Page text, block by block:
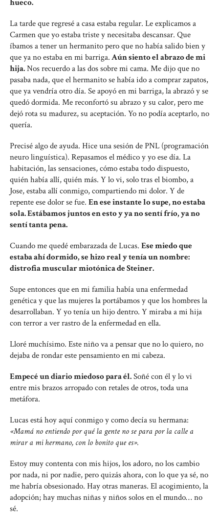
hueco.
La tarde que regresé a casa estaba regular. Le explicamos a
Carmen que yo estaba triste y necesitaba descansar. Que
íbamos a tener un hermanito pero que no había salido bien y
que ya no estaba en mi barriga.Aún siento el abrazo de mi
hija.Nos recuerdo a las dos sobre mi cama. Me dijo que no
pasaba nada, que el hermanito se había ido a comprar zapatos,
que ya vendría otro día. Se apoyó en mi barriga, la abrazó y se
quedó dormida. Me reconfortó su abrazo y su calor, pero me
dejó rota su madurez, su aceptación. Yo no podía aceptarlo, no
quería.
Precisé algo de ayuda. Hice una sesión de PNL (programación
neuro linguística). Repasamos el médico y yo ese día. La
habitación, las sensaciones, cómo estaba todo dispuesto,
quién había allí, quién más. Y lo vi, solo tras el biombo, a
Jose, estaba allí conmigo, compartiendo mi dolor. Y de
repente ese dolor se fue. En ese instante lo supe, no estaba
sola. Estábamos juntos en esto y ya no sentí frío, ya no
sentí tanta pena.
Cuando me quedé embarazada de Lucas. Ese miedo que
estaba ahí dormido, se hizo real y tenía un nombre:
distrofia muscular miotónica de Steiner.
Supe entonces que en mi familia había una enfermedad
genética y que las mujeres la portábamos y que los hombres la
desarrollaban. Y yo tenía un hijo dentro. Y miraba a mi hija
con terror a ver rastro de la enfermedad en ella.
Lloré muchísimo. Este niño va a pensar que no lo quiero, no
dejaba de rondar este pensamiento en mi cabeza.
Empecé un diario miedoso para él.Soñé con él y lo vi
entre mis brazos arropado con retales de otros, toda una
metáfora.
Lucas está hoy aquí conmigo y como decía su hermana:
«Mamá no entiendo por qué la gente no se para por la calle a
mirar a mi hermano, con lo bonito que es».
Estoy muy contenta con mis hijos, los adoro, no los cambio
por nada, ni por nadie, pero quizás ahora, con lo que ya sé, no
me habría obsesionado. Hay otras maneras. El acogimiento, la
adopción; hay muchas niñas y niños solos en el mundo… no
sé.